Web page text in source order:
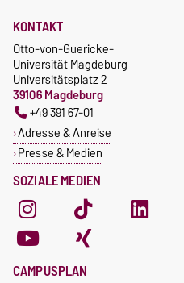
SOZIALE MEDIEN
KONTAKT
Otto-von-Guericke-
Universität Magdeburg
Universitätsplatz 2
39106 Magdeburg
+49 391 67-01
Adresse & Anreise
Presse & Medien
CAMPUSPLAN